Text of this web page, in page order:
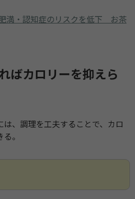
肥満・認知症のリスクを低下 お茶
ばカロリーを抑えら
、調理を工夫することで、カロ
。